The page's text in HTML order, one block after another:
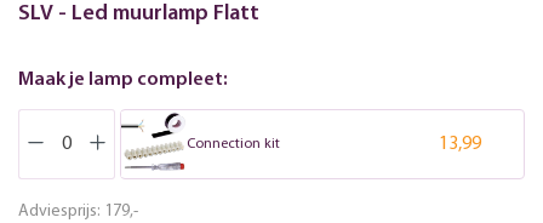
SLV - Led muurlamp Flatt
Maak je lamp compleet:
Connection kit 13,99
Adviesprijs: 179,-